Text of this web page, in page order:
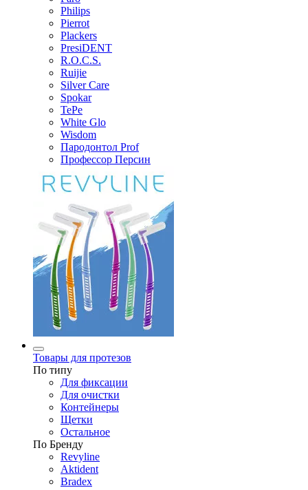
Philips
Pierrot
Plackers
PresiDENT
R.O.C.S.
Ruijie
Silver Care
Spokar
TePe
White Glo
Wisdom
Пародонтол Prof
Профессор Персин
Товары для протезов
По типу
Для фиксации
Для очистки
Контейнеры
Щетки
Остальное
По Бренду
Revyline
Aktident
Bradex